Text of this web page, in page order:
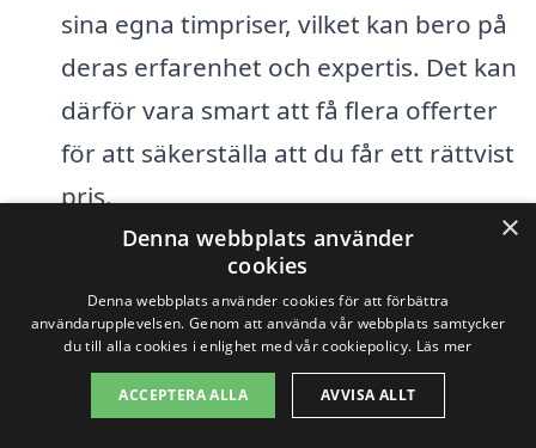
sina egna timpriser, vilket kan bero på
deras erfarenhet och expertis. Det kan
därför vara smart att få flera offerter
för att säkerställa att du får ett rättvist
pris.
Förberedelse och underarbete:
din nuvarande golvyta kräver
betydande förberedelse, såsom
borttagning av gammalt golv,
reparation av undergolv eller
×
Denna webbplats använder
cookies
Denna webbplats använder cookies för att förbättra
användarupplevelsen. Genom att använda vår webbplats samtycker
du till alla cookies i enlighet med vår cookiepolicy. Läs mer
ACCEPTERA ALLA AVVISA ALLT